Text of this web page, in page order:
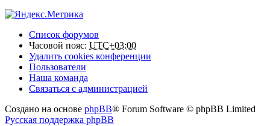
Список форумов
Часовой пояс: UTC+03:00
Удалить cookies конференции
Пользователи
Наша команда
Связаться с администрацией
Создано на основе phpBB® Forum Software © phpBB Limited
Русская поддержка phpBB